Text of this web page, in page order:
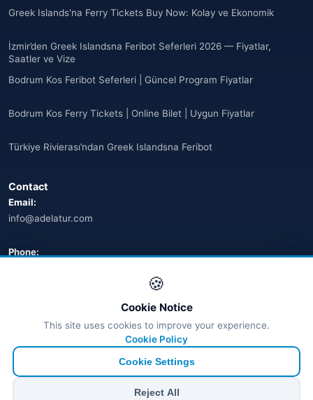
Greek Islands'na Ferry Tickets Buy Now: Kolay ve Ekonomik
İzmir’den Greek Islandsna Feribot Seferleri 2026 — Fiyatlar,
Saatler ve Vize
Bodrum Kos Feribot Seferleri | Güncel Program Fiyatlar
Bodrum Kos Ferry Tickets | Online Bilet | Uygun Fiyatlar
Türkiye Rivierası’ndan Greek Islandsna Feribot
Contact
Email:
info@adelatur.com
Phone:
€ EUR $ USD
🍪
Cookie Notice
This site uses cookies to improve your experience.
Cookie Policy
Cookie Settings
Reject All